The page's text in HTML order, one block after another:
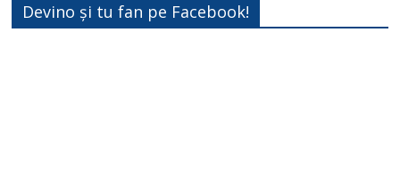
Devino și tu fan pe Facebook!